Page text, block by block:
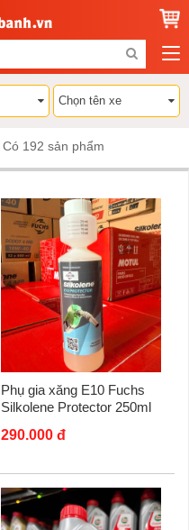
Có 192 sản phẩm
Phụ gia xăng E10 Fuchs
Silkolene Protector 250ml
290.000 đ